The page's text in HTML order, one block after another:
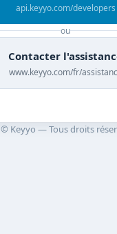
api.keyyo.com/developers
ou
Contacter
www.keyyo.com/fr/
© Keyyo — Tous droits